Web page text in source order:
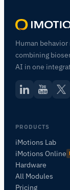
Human
combining
AI in one
PRODUCTS
iMotions Lab
iMotions Online
Hardware
All Modules
Pricing